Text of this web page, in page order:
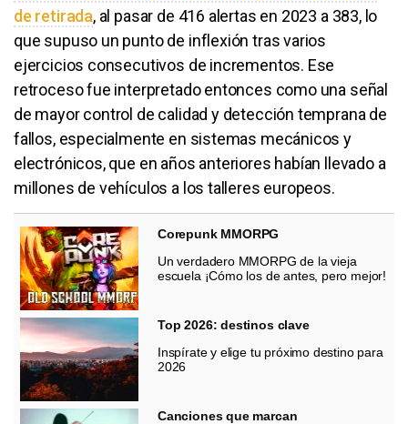
de retirada, al pasar de 416 alertas en 2023 a 383, lo
que supuso un punto de inflexión tras varios
ejercicios consecutivos de incrementos. Ese
retroceso fue interpretado entonces como una señal
de mayor control de calidad y detección temprana de
fallos, especialmente en sistemas mecánicos y
electrónicos, que en años anteriores habían llevado a
millones de vehículos a los talleres europeos.
Corepunk MMORPG
Un verdadero MMORPG de la vieja
escuela ¡Cómo los de antes, pero mejor!
Top 2026: destinos clave
Inspírate y elige tu próximo destino para
2026
Canciones que marcan